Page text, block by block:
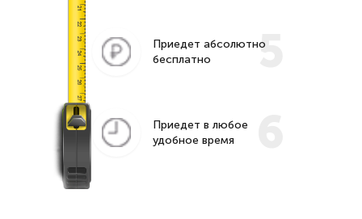
5
Приедет абсолютно
бесплатно
Приедет в любое
удобное время